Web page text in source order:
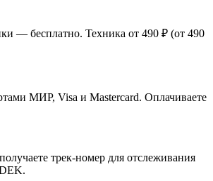
— бесплатно. Техника от 490 ₽ (от 490
МИР, Visa и Mastercard. Оплачиваете
трек-номер для отслеживания